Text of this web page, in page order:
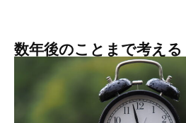
数年後のことまで考える